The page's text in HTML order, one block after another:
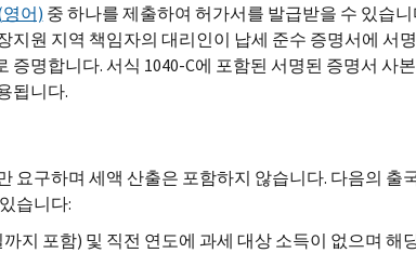
어) 중 하나를 제출하여 허가서를 발급받을 수 있습
지원 지역 책임자의 대리인이 납세 준수 증명서에 서
증명합니다. 서식 1040-C에 포함된 서명된 증명서 사
됩니다.
요구하며 세액 산출은 포함하지 않습니다. 다음의 출
습니다:
지 포함) 및 직전 연도에 과세 대상 소득이 없으며 해